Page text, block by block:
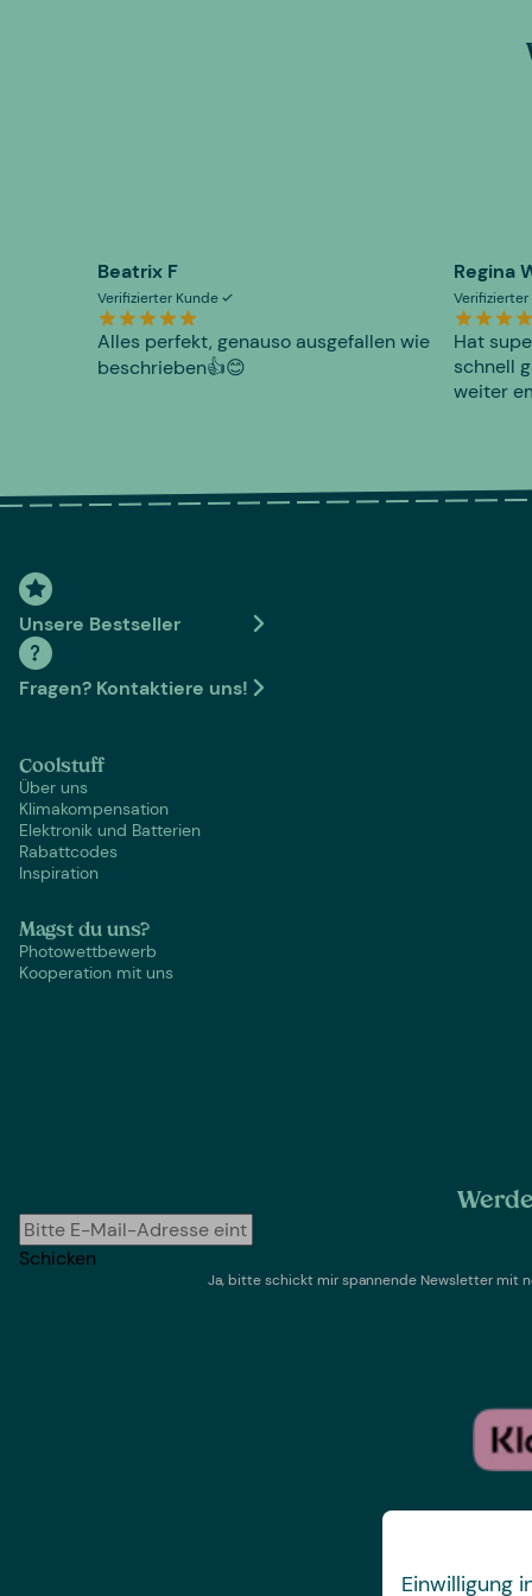
Einwilligung
Beatrix F
Verifizierter Kunde
Alles perfekt, genauso ausgefallen wie
beschrieben👍😊
Regina
Hat
schnell
weiter
Unsere Bestseller
Fragen? Kontaktiere uns!
Coolstuff
Über uns
Klimakompensation
Elektronik und Batterien
Rabattcodes
Inspiration
Magst du uns?
Photowettbewerb
Kooperation mit uns
Schicken
Ja, bitte schickt mir spannende Newsletter mit